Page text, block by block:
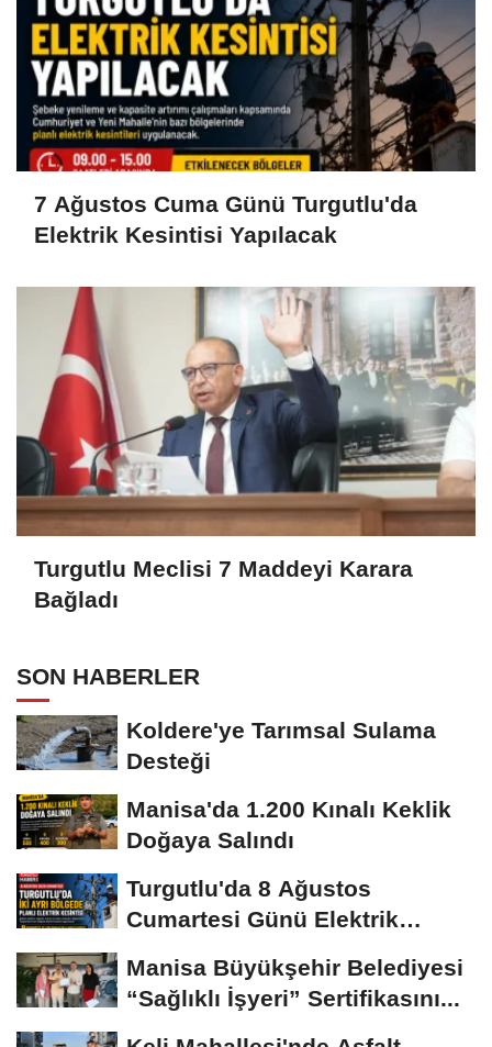
7 Ağustos Cuma Günü Turgutlu'da
Elektrik Kesintisi Yapılacak
Turgutlu Meclisi 7 Maddeyi Karara
Bağladı
SON HABERLER
Koldere'ye Tarımsal Sulama
Desteği
Manisa'da 1.200 Kınalı Keklik
Doğaya Salındı
Turgutlu'da 8 Ağustos
Cumartesi Günü Elektrik
Manisa Büyükşehir Belediyesi
“Sağlıklı İşyeri” Sertifikasını...